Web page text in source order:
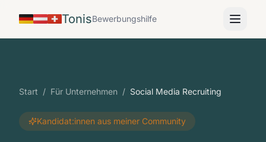
TonisBewerbungshilfe
Start / Für Unternehmen / Social Media Recruiting
Kandidat:innen aus meiner Community